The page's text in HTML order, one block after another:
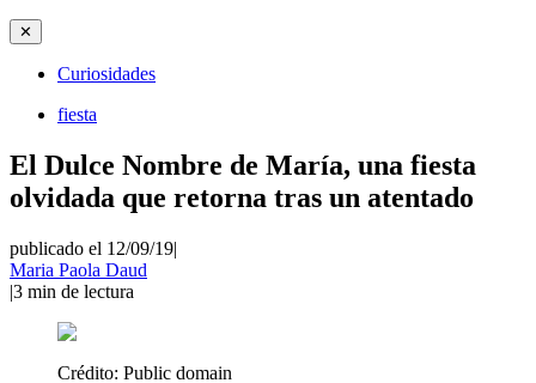
✕
Curiosidades
fiesta
El Dulce Nombre de María, una fiesta
olvidada que retorna tras un atentado
publicado el 12/09/19|
Maria Paola Daud
|3 min de lectura
Crédito: Public domain